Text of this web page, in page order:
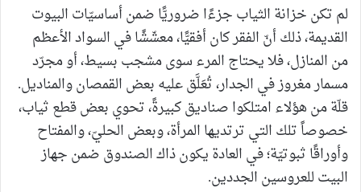
لم تكن خزانة الثياب جزءًا ضروريًّا ضمن أساسيّات البيوت
القديمة، ذلك أنّ الفقر كان أفقيًّا، معشّشًا في السواد الأعظم
من المنازل، فلا يحتاج المرء سوى مشجب بسيط، أو مجرّد
مسمار مغروز في الجدار، تُعَلَّق عليه بعض القمصان والمناديل.
قلّة من هؤلاء امتلكوا صناديق كبيرةً، تحوي بعض قطع ثياب،
خصوصاً تلك التي ترتديها المرأة، وبعض الحليّ، والمفتاح
وأوراقًا ثبوتيّة؛ في العادة يكون ذاك الصندوق ضمن جهاز
البيت للعروسين الجددين.